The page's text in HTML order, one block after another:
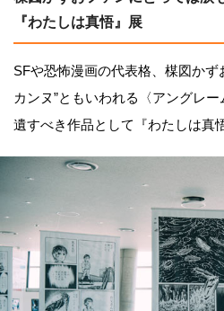
『わたしは真悟』展
SFや恐怖漫画の代表格、楳図かず
カンヌ”ともいわれる〈アングレ
遺すべき作品として『わたしは真